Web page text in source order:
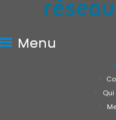
Menu